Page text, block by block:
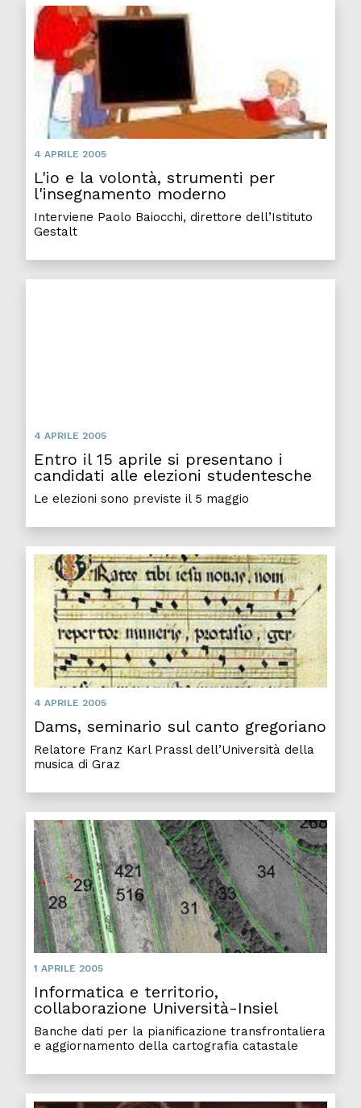
4 APRILE 2005
L'io e la volontà, strumenti per
l'insegnamento moderno
Interviene Paolo Baiocchi, direttore dell’Istituto
Gestalt
4 APRILE 2005
Entro il 15 aprile si presentano i
candidati alle elezioni studentesche
Le elezioni sono previste il 5 maggio
4 APRILE 2005
Dams, seminario sul canto gregoriano
Relatore Franz Karl Prassl dell’Università della
musica di Graz
1 APRILE 2005
Informatica e territorio,
collaborazione Università-Insiel
Banche dati per la pianificazione transfrontaliera
e aggiornamento della cartografia catastale